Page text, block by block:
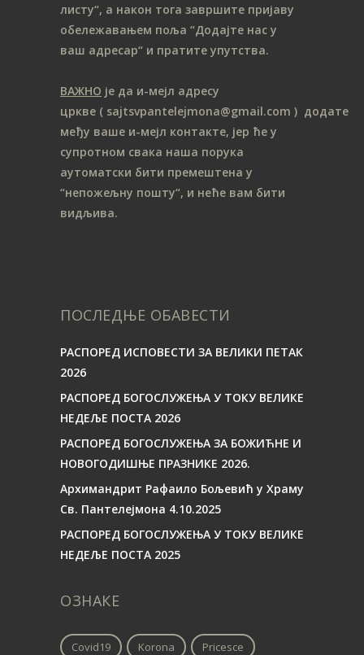
листу“, а након тога завршите пријаву
обележавањем поља “Додајте нас у
ваш адресар“ и пратите упутства.
ВАЖНО је да и-мејл адресу
цркве ( sajtsvpantelejmona@gmail.com ) додате
међу ваше и-мејл контакте, јер ће у
супротном свака наша порука
аутоматски бити премештена у
“непожељну пошту“, и неће вам бити
видљива.
ПОСЛЕДЊЕ ОБАВЕСТИ
РАСПОРЕД ИСПОВЕСТИ ЗА ВЕЛИКИ ПЕТАК
2026
РАСПОРЕД БОГОСЛУЖЕЊА У ТОКУ ВЕЛИКЕ
НЕДЕЉЕ ПОСТА 2026
РАСПОРЕД БОГОСЛУЖЕЊА ЗА БОЖИЋНЕ И
НОВОГОДИШЊЕ ПРАЗНИКЕ 2026.
Архимандрит Рафаило Бољевић у Храму
Св. Пантелејмона 4.10.2025
РАСПОРЕД БОГОСЛУЖЕЊА У ТОКУ ВЕЛИКЕ
НЕДЕЉЕ ПОСТА 2025
ОЗНАКЕ
Covid19 Korona Pricesce